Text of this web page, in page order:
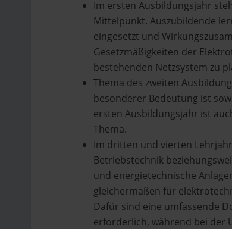
Im ersten Ausbildungsjahr
Mittelpunkt. Auszubildende
eingesetzt und
Gesetzmäßigkeiten der
bestehenden Netzsystem zu
Thema des zweiten
besonderer Bedeutung ist
ersten Ausbildungsjahr ist
Thema.
Im dritten und vierten
Betriebstechnik
und energietechnische
gleichermaßen für
Dafür sind eine umfassende
erforderlich, während bei der